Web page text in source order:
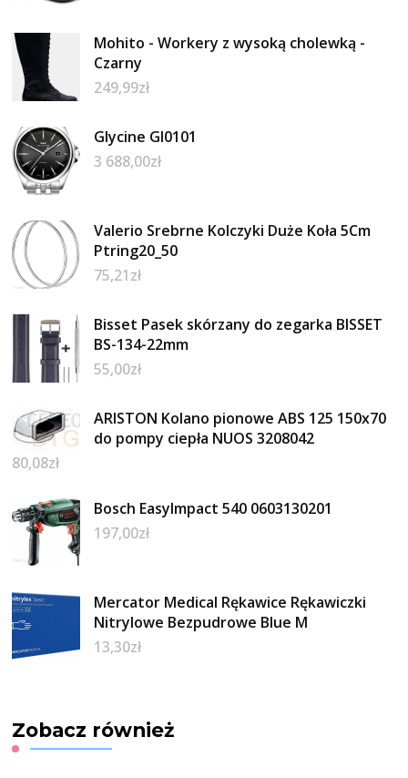
Mohito - Workery z wysoką cholewką -
Czarny
249,99zł
Glycine Gl0101
3 688,00zł
Valerio Srebrne Kolczyki Duże Koła 5Cm
Ptring20_50
75,21zł
Bisset Pasek skórzany do zegarka BISSET
BS-134-22mm
55,00zł
ARISTON Kolano pionowe ABS 125 150x70
do pompy ciepła NUOS 3208042
80,08zł
Bosch EasyImpact 540 0603130201
197,00zł
Mercator Medical Rękawice Rękawiczki
Nitrylowe Bezpudrowe Blue M
13,30zł
Zobacz również